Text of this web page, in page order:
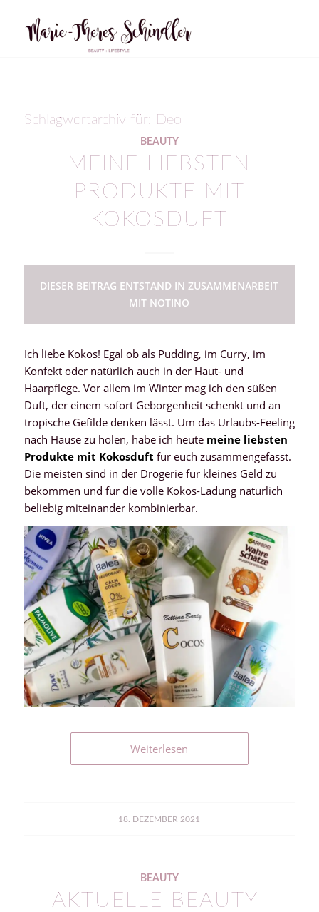
Schlagwortarchiv für: Deo
BEAUTY
MEINE LIEBSTEN
PRODUKTE MIT
KOKOSDUFT
DIESER BEITRAG ENTSTAND IN ZUSAMMENARBEIT
MIT NOTINO
Ich liebe Kokos! Egal ob als Pudding, im Curry, im
Konfekt oder natürlich auch in der Haut- und
Haarpflege. Vor allem im Winter mag ich den süßen
Duft, der einem sofort Geborgenheit schenkt und an
tropische Gefilde denken lässt. Um das Urlaubs-Feeling
nach Hause zu holen, habe ich heute meine liebsten
Produkte mit Kokosduft für euch zusammengefasst.
Die meisten sind in der Drogerie für kleines Geld zu
bekommen und für die volle Kokos-Ladung natürlich
beliebig miteinander kombinierbar.
Weiterlesen
18. DEZEMBER 2021
BEAUTY
AKTUELLE BEAUTY-